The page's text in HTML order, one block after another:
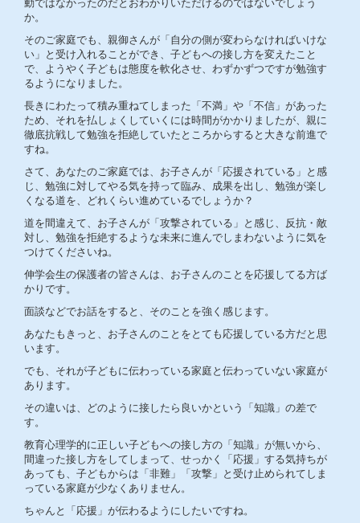
か。
そのご家庭でも、親御さんが「自分の側が変わらなければいけな
い」と受け入れることができ、子どもへの接し方を変えたこと
で、ようやく子どもは態度を軟化させ、わずかずつですが勉強す
るようになりました。
長きにわたって積み重ねてしまった「不満」や「不信」があった
ため、それを払しょくしていくには時間がかかりましたが、親に
徹底抗戦して勉強を拒絶していたところからすると大きな前進で
すね。
さて、あなたのご家庭では、お子さんが「応援されている」と感
じ、勉強に対してやる気を持って臨み、成果を出し、勉強が楽し
くなる道を、どれくらい進めているでしょうか？
道を間違えて、お子さんが「攻撃されている」と感じ、反抗・敵
対し、勉強を拒絶するような未来に進んでしまわないように気を
つけてくださいね。
伸学会生の保護者の皆さんは、お子さんのことを応援してる方ば
かりです。
面談などでお話をすると、そのことを強く感じます。
あなたもきっと、お子さんのことをとても応援している方だと思
います。
でも、それが子どもに伝わっている家庭と伝わっていない家庭が
あります。
その違いは、どのように接したら良いかという「知識」の差で
す。
教育心理学的に正しい子どもへの接し方の「知識」が無いから、
間違った接し方をしてしまって、せっかく「応援」する気持ちが
あっても、子どもからは「非難」「攻撃」と受け止められてしま
っている家庭が少なくありません。
ちゃんと「応援」が伝わるようにしたいですね。